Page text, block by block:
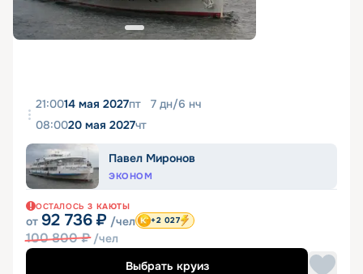
21:0014 мая 2027пт 7 дн/6 нч
08:0020 мая 2027чт
Павел Миронов
ЭКОНОМ
ОСТАЛОСЬ 3 КАЮТЫ
от 92 736 ₽ /чел
100 800₽ /чел
+2 027
Выбрать круиз